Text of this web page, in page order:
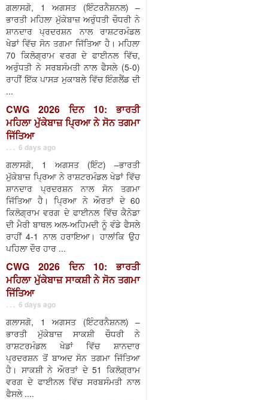
ਗਲਾਸਗੋ, 1 ਅਗਸਤ (ਇੰਟਰਨੈਸ਼ਨਲ) –
ਭਾਰਤੀ ਮਹਿਲਾ ਮੁੱਕੇਬਾਜ਼ ਅਰੁੰਧਤੀ ਚੌਧਰੀ ਨੇ
ਸ਼ਾਨਦਾਰ ਪ੍ਰਦਰਸ਼ਨ ਨਾਲ ਰਾਸ਼ਟਰਮੰਡਲ
ਖੇਡਾਂ ਵਿੱਚ ਸੋਨ ਤਗਮਾ ਜਿੱਤਿਆ ਹੈ। ਮਹਿਲਾ
70 ਕਿਲੋਗ੍ਰਾਮ ਵਰਗ ਦੇ ਫਾਈਨਲ ਵਿੱਚ,
ਅਰੁੰਧਤੀ ਨੇ ਸਰਬਸੰਮਤੀ ਨਾਲ ਫੈਸਲੇ (5-0)
ਰਾਹੀਂ ਇੱਕ ਪਾਸੜ ਮੁਕਾਬਲੇ ਵਿੱਚ ਇੰਗਲੈਂਡ ਦੀ
...
CWG 2026 ਦਿਨ 10: ਭਾਰਤੀ
ਮਹਿਲਾ ਮੁੱਕੇਬਾਜ਼ ਪ੍ਰਿਆ ਨੇ ਸੋਨ ਤਗਮਾ
ਜਿੱਤਿਆ
. . . 6 days ago
ਗਲਾਸਗੋ, 1 ਅਗਸਤ (ਇੰਟ) –ਭਾਰਤੀ
ਮੁੱਕੇਬਾਜ਼ ਪ੍ਰਿਆ ਨੇ ਰਾਸ਼ਟਰਮੰਡਲ ਖੇਡਾਂ ਵਿੱਚ
ਸ਼ਾਨਦਾਰ ਪ੍ਰਦਰਸ਼ਨ ਨਾਲ ਸੋਨ ਤਗਮਾ
ਜਿੱਤਿਆ ਹੈ। ਪ੍ਰਿਆ ਨੇ ਔਰਤਾਂ ਦੇ 60
ਕਿਲੋਗ੍ਰਾਮ ਵਰਗ ਦੇ ਫਾਈਨਲ ਵਿੱਚ ਕੈਨੇਡਾ
ਦੀ ਮੈਰੀ ਬਾਥਲ ਅਲ-ਅਹਿਮਦੀ ਨੂੰ ਵੰਡੇ ਫੈਸਲੇ
ਰਾਹੀਂ 4-1 ਨਾਲ ਹਰਾਇਆ। ਹਾਲਾਂਕਿ ਉਹ
ਪਹਿਲਾ ਦੌਰ ਹਾਰ ...
CWG 2026 ਦਿਨ 10: ਭਾਰਤੀ
ਮਹਿਲਾ ਮੁੱਕੇਬਾਜ਼ ਸਾਕਸ਼ੀ ਨੇ ਸੋਨ ਤਗਮਾ
ਜਿੱਤਿਆ
. . . 6 days ago
ਗਲਾਸਗੋ, 1 ਅਗਸਤ (ਇੰਟਰਨੈਸ਼ਨਲ) –
ਭਾਰਤੀ ਮੁੱਕੇਬਾਜ਼ ਸਾਕਸ਼ੀ ਚੌਧਰੀ ਨੇ
ਰਾਸ਼ਟਰਮੰਡਲ ਖੇਡਾਂ ਵਿੱਚ ਸ਼ਾਨਦਾਰ
ਪ੍ਰਦਰਸ਼ਨ ਤੋਂ ਬਾਅਦ ਸੋਨ ਤਗਮਾ ਜਿੱਤਿਆ
ਹੈ। ਸਾਕਸ਼ੀ ਨੇ ਔਰਤਾਂ ਦੇ 51 ਕਿਲੋਗ੍ਰਾਮ
ਵਰਗ ਦੇ ਫਾਈਨਲ ਵਿੱਚ ਸਰਬਸੰਮਤੀ ਨਾਲ
ਫੈਸਲੇ ....